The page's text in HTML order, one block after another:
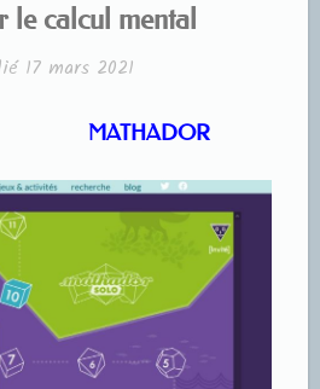
le calcul mental
17 mars 2021
MATHADOR